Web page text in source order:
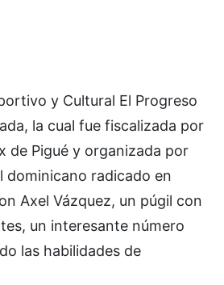
y Cultural El Progreso
la cual fue fiscalizada por
de Pigué y organizada por
dominicano radicado en
Axel Vázquez, un púgil con
un interesante número
las habilidades de